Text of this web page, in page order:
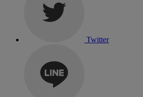
Twitter